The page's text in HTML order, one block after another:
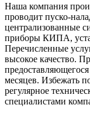
Наша компания
проводит пуско-
централизованные
приборы КИПА,
Перечисленные
высокое качество.
месяцев. Избежать
регулярное
специалистами